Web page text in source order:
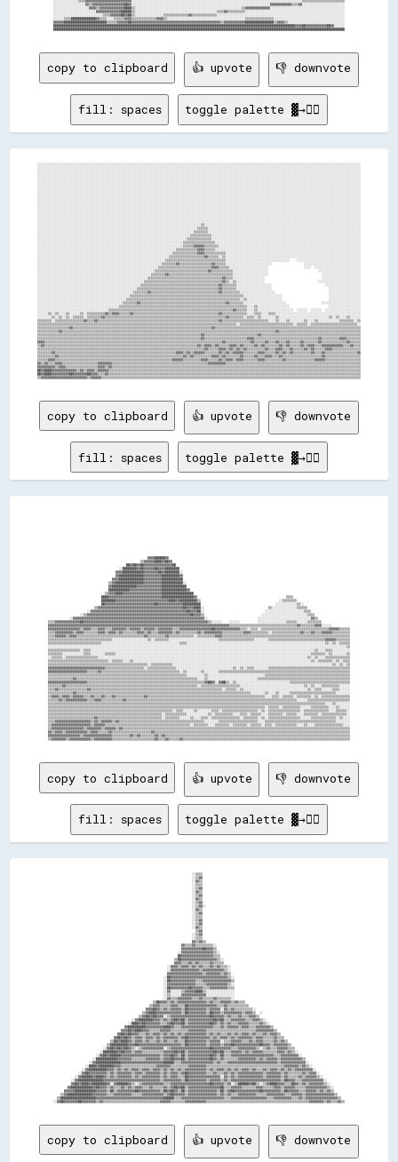
copy to clipboard 👍 upvote 👎 downvote
fill: spaces toggle palette ▓→✊🏽
copy to clipboard 👍 upvote 👎 downvote
fill: spaces toggle palette ▓→✊🏽
copy to clipboard 👍 upvote 👎 downvote
fill: spaces toggle palette ▓→✊🏽
copy to clipboard 👍 upvote 👎 downvote